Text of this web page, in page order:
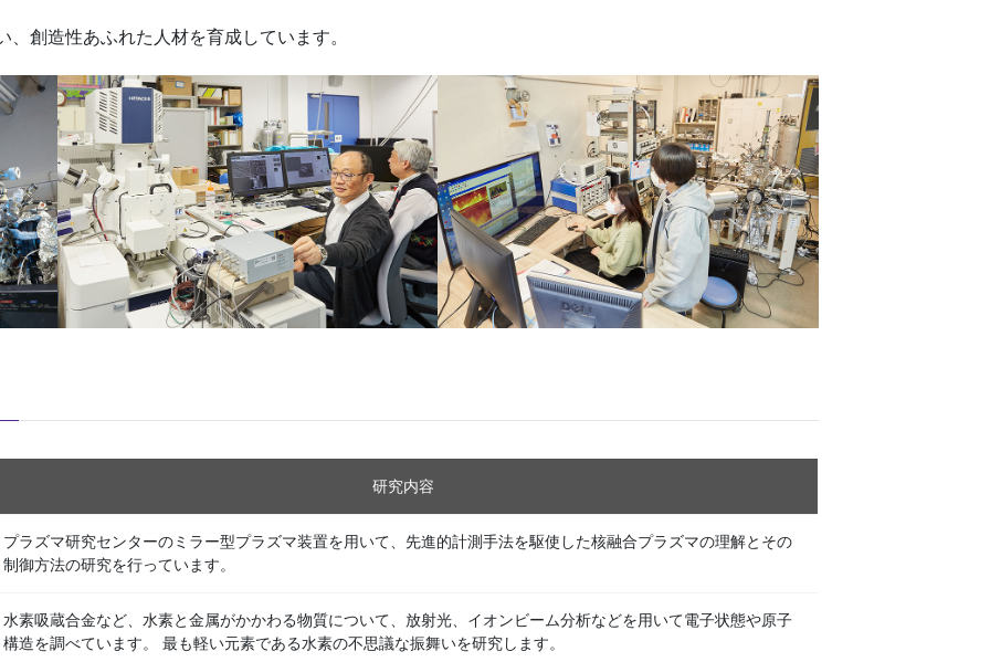
創造性あふれた人材を育成しています。
研究内容
プラズマ研究センターのミラー型プラズマ装置を用いて、先進的計測手法を駆使した核融合プラズマの理解とその
制御方法の研究を行っています。
水素吸蔵合金など、水素と金属がかかわる物質について、放射光、イオンビーム分析などを用いて電子状態や原子
構造を調べています。 最も軽い元素である水素の不思議な振舞いを研究します。